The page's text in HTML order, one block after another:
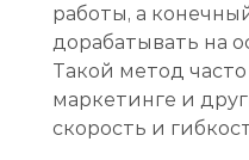
работы, а
дорабатывать на
Такой метод
маркетинге и
скорость и